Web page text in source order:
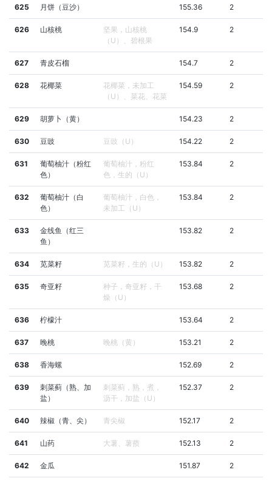
625 月饼（豆沙） 155.36 2
626 山核桃
坚果，山核桃
（U）、碧根果
154.9 2
627 青皮石榴 154.7 2
628 花椰菜
花椰菜，未加工
（U）、菜花、花菜
154.59 2
629 胡萝卜（黄） 154.23 2
630 豆豉 豆豉（U） 154.22 2
631
葡萄柚汁（粉红
色）
葡萄柚汁，粉红
色，生的（U）
153.84 2
632
葡萄柚汁（白
色）
葡萄柚汁，白色，
未加工（U）
153.84 2
633
金线鱼（红三
鱼）
153.82 2
634 苋菜籽 苋菜籽，生的（U） 153.82 2
635 奇亚籽
种子，奇亚籽，干
燥（U）
153.68 2
636 柠檬汁 153.64 2
637 晚桃 晚桃（黄） 153.21 2
638 香海螺 152.69 2
639
刺菜蓟（熟、加
盐）
刺菜蓟，熟，煮，
沥干，加盐（U）
152.37 2
640 辣椒（青、尖） 青尖椒 152.17 2
641 山药 大薯、薯蓣 152.13 2
642 金瓜 151.87 2